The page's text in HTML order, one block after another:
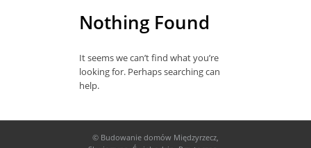
Nothing Found
It seems we can’t find what you’re
looking for. Perhaps searching can
help.
© Budowanie domów Międzyrzecz,